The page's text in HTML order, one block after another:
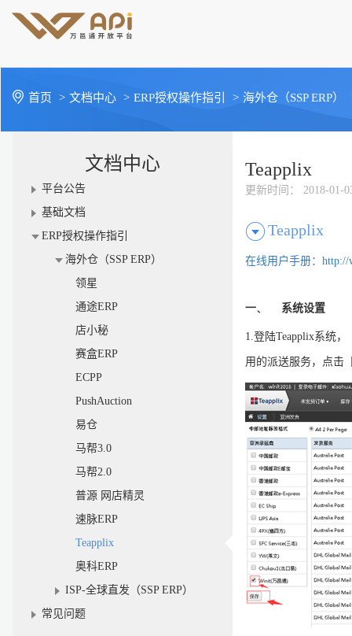
首页 > 文档中心 > ERP授权操作指引 > 海外仓（SSP ERP）
文档中心
平台公告
基础文档
ERP授权操作指引
海外仓（SSP ERP）
领星
通途ERP
店小秘
赛盒ERP
ECPP
PushAuction
易仓
马帮3.0
马帮2.0
普源 网店精灵
速脉ERP
Teapplix
奥科ERP
ISP-全球直发（SSP ERP）
常见问题
Teapplix
更新时间 ： 2018-01-
Teapplix
在线用户手册： http://
一、 系统设置
1.登陆Teapplix系统，
用的派送服务，点击